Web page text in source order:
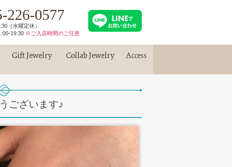
226-0577
（水曜定休）
19:30 ※ご入店時間のご注意
Gift Jewelry Collab Jewelry Access
ございます♪